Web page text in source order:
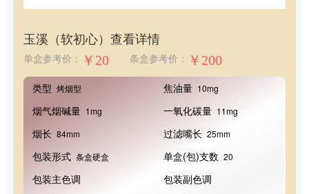
玉溪（软初心）查看详情
单盒参考价： ￥20 条盒参考价： ￥200
类型 烤烟型 焦油量 10mg
烟气烟碱量 1mg 一氧化碳量 11mg
烟长 84mm 过滤嘴长 25mm
包装形式 条盒硬盒 单盒(包)支数 20
包装主色调
包装副色调